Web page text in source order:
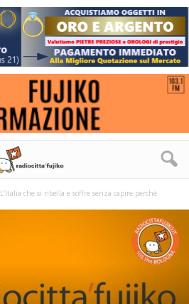
L’Italia che si ribella e soffre senza capire perché